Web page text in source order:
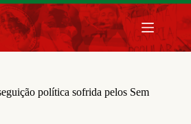
política sofrida pelos Sem